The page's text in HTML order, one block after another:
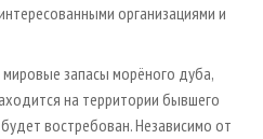
организациями и
запасы морёного дуба,
на территории бывшего
востребован. Независимо от